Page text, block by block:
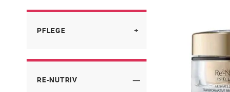
Mascara
Konturenstifte
Lippenstifte
PFLEGE
Anti-Aging Pflege
Anti-Falten
RE-NUTRIV